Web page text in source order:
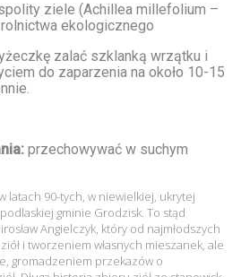
ziele (Achillea millefolium –
ekologicznego
zalać szklanką wrzątku i
do zaparzenia na około 10-15
przechowywać w suchym
latach 90-tych, w niewielkiej, ukrytej
gminie Grodzisk. To stąd
Angielczyk, który od najmłodszych
i tworzeniem własnych mieszanek, ale
gromadzeniem przekazów o